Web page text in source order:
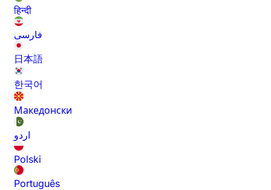
हिन्दी
فارسی
日本語
한국어
Македонски
اردو
Polski
Português